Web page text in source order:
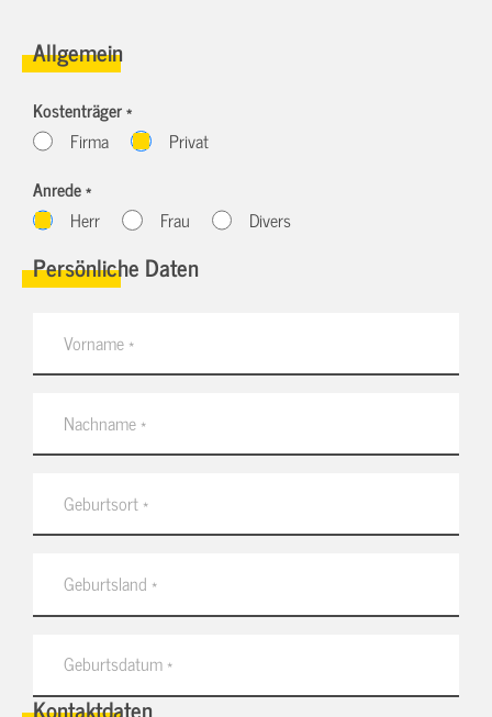
Allgemein
Kostenträger *
Firma
Privat
Anrede *
Herr
Frau Divers
Persönliche Daten
Kontaktdaten